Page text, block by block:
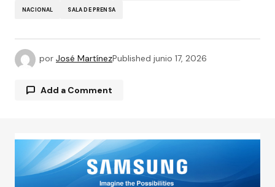
NACIONAL SALA DE PRENSA
por José MartínezPublished junio 17, 2026
Add a Comment
Tu dirección de correo electrónico no será
publicada.Los campos obligatorios están
marcados con*